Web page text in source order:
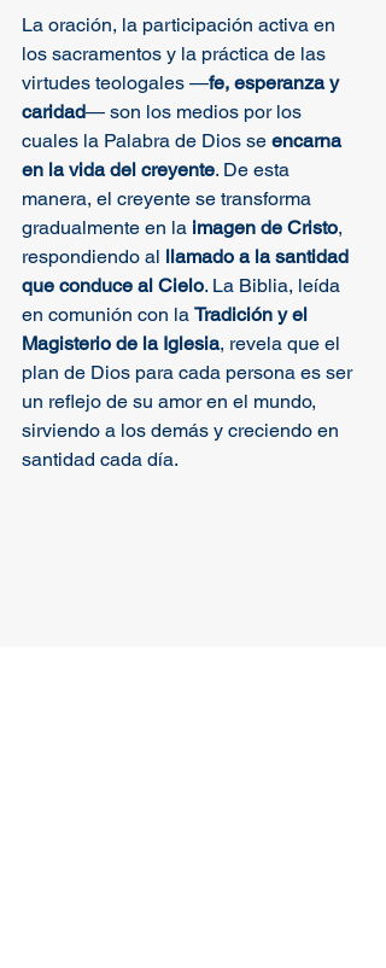
La oración, la participación activa en
los sacramentos y la práctica de las
virtudes teologales —fe, esperanza y
caridad— son los medios por los
cuales la Palabra de Dios se encarna
en la vida del creyente. De esta
manera, el creyente se transforma
gradualmente en la imagen de Cristo,
respondiendo al llamado a la santidad
que conduce al Cielo. La Biblia, leída
en comunión con la Tradición y el
Magisterio de la Iglesia, revela que el
plan de Dios para cada persona es ser
un reflejo de su amor en el mundo,
sirviendo a los demás y creciendo en
santidad cada día.